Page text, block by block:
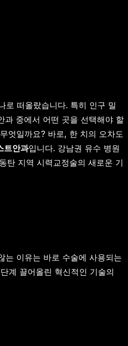
로 떠올랐습니다. 특히 인구 밀
과 중에서 어떤 곳을 선택해야 할
엇일까요? 바로, 한 치의 오차도
트안과입니다. 강남권 유수 병원
탄 지역 시력교정술의 새로운 기
는 이유는 바로 수술에 사용되는
계 끌어올린 혁신적인 기술의